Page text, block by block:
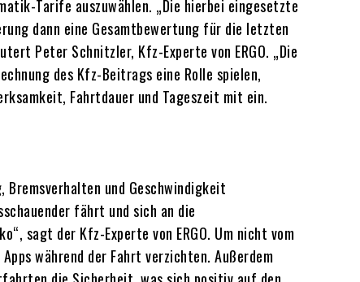
Tarife auszuwählen. „Die hierbei eingesetzte
dann eine Gesamtbewertung für die letzten
Peter Schnitzler, Kfz-Experte von ERGO. „Die
des Kfz-Beitrags eine Rolle spielen,
Fahrtdauer und Tageszeit mit ein.
und Geschwindigkeit
fährt und sich an die
sagt der Kfz-Experte von ERGO. Um nicht vom
während der Fahrt verzichten. Außerdem